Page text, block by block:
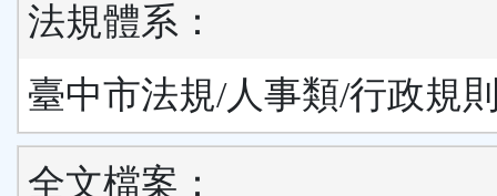
法規體系：
臺中市法規/人事類/行政規
全文檔案：